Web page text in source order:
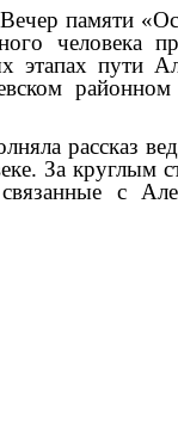
памяти
человека
этапах пути
районном
рассказ
За круглым
с